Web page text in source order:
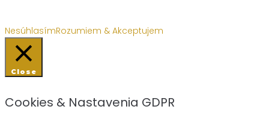
NesúhlasímRozumiem & Akceptujem
Close
Cookies & Nastavenia GDPR